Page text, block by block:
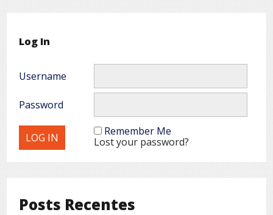
Log In
Username
Password
Remember Me
Lost your password?
Posts Recentes